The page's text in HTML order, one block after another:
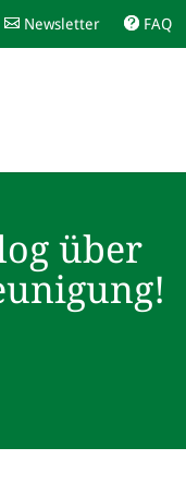
Newsletter FAQ
über